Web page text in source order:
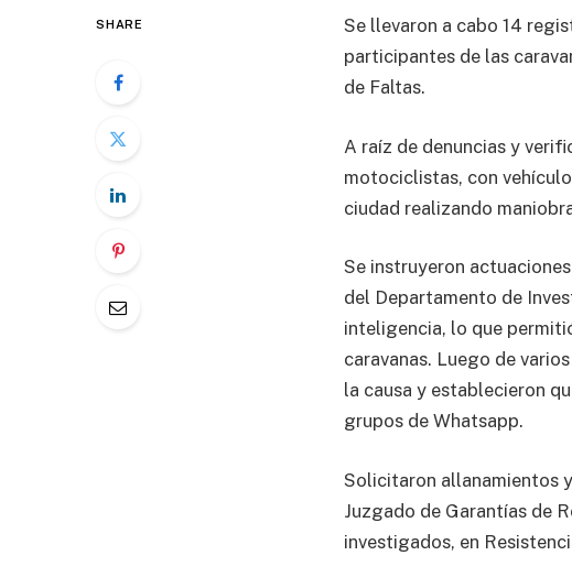
SHARE
Se llevaron a cabo 14
participantes de las
de Faltas.
A raíz de denuncias y
motociclistas, con
ciudad realizando
Se instruyeron
del Departamento de
inteligencia, lo que
caravanas. Luego de
la causa y establecieron
grupos de Whatsapp.
Solicitaron allanamientos
Juzgado de Garantías de
investigados, en